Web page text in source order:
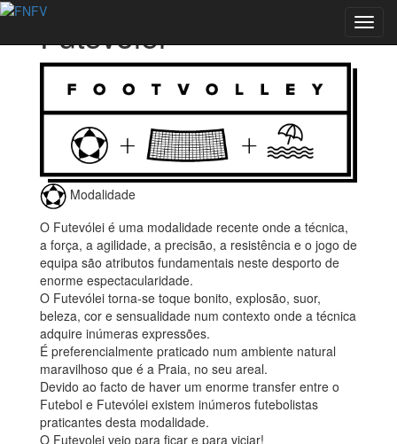
Futevólei
Modalidade
O Futevólei é uma modalidade recente onde a técnica,
a força, a agilidade, a precisão, a resistência e o jogo de
equipa são atributos fundamentais neste desporto de
enorme espectacularidade.
O Futevólei torna-se toque bonito, explosão, suor,
beleza, cor e sensualidade num contexto onde a técnica
adquire inúmeras expressões.
É preferencialmente praticado num ambiente natural
maravilhoso que é a Praia, no seu areal.
Devido ao facto de haver um enorme transfer entre o
Futebol e Futevólei existem inúmeros futebolistas
praticantes desta modalidade.
O Futevolei veio para ficar e para viciar!